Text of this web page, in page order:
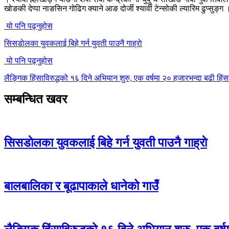
खोङकी देप्पा नाङसिन गोढिग क्याने आङ दोर्जी श्यार्वी टेन्सोकी ल्यारिम ढुप्सुङ्ग
यो पनि पढ्नुहोस
सिसडाेलका युवकलाई बिहे गर्न युवती पाउनै गाह्राे
यो पनि पढ्नुहोस
लैङ्गिक हिंसाविरुद्धको १६ दिने अभियान शुरु, एक वर्षमा २० हजारभन्दा बढी
सम्बन्धित खवर
सिसडाेलका युवकलाई बिहे गर्न युवती पाउनै गाह्राे
बालबालिका र बूढापाकाले धानेको गाउँ